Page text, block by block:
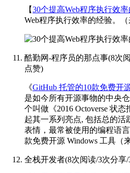
【30个提高Web程序执行效
Web程序执行效率的经验。
酷勤网-程序员的那点事(8次
点赞)
《GitHub 托管的10款免费开
是如今所有开源事物的中央
个叫做《2016 Octoverse 状
起其一系列亮点, 包括总的活
表情，最常被使用的编程语
款免费开源 Windows 工具（
全栈开发者(8次阅读/3次分享/